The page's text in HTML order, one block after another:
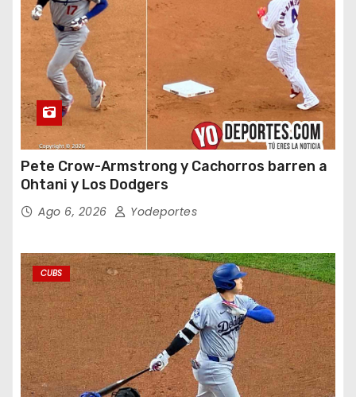
Pete Crow-Armstrong y Cachorros barren a
Ohtani y Los Dodgers
Ago 6, 2026 Yodeportes
CUBS